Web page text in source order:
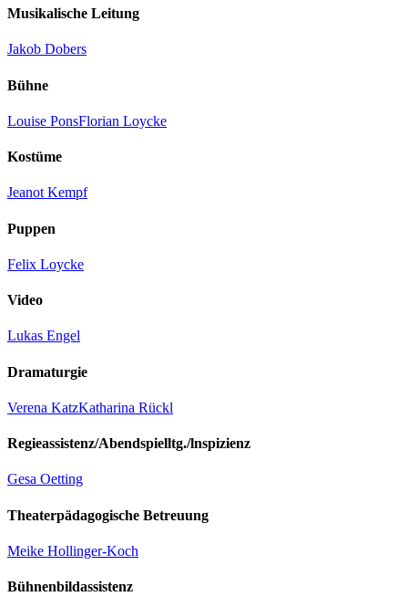
Musikalische Leitung
Jakob Dobers
Bühne
Louise PonsFlorian Loycke
Kostüme
Jeanot Kempf
Puppen
Felix Loycke
Video
Lukas Engel
Dramaturgie
Verena KatzKatharina Rückl
Regieassistenz/Abendspielltg./lnspizienz
Gesa Oetting
Theaterpädagogische Betreuung
Meike Hollinger-Koch
Bühnenbildassistenz